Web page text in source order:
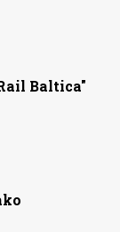
Baltica"